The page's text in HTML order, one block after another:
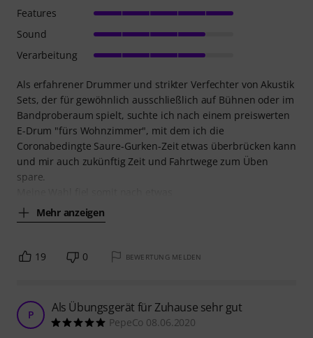
Als erfahrener Drummer und strikter Verfechter von Akustik
Sets, der für gewöhnlich ausschließlich auf Bühnen oder im
Bandproberaum spielt, suchte ich nach einem preiswerten
E-Drum "fürs Wohnzimmer", mit dem ich die
Coronabedingte Saure-Gurken-Zeit etwas überbrücken kann
und mir auch zukünftig Zeit und Fahrtwege zum Üben
spare.
Mehr anzeigen
Features
Sound
Verarbeitung
19 0 BEWERTUNG MELDEN
P Als Übungsgerät für Zuhause sehr gut
PepeCo 08.06.2020